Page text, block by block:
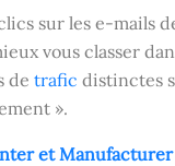
sur les e-mails
vous classer
de trafic distinctes
».
et